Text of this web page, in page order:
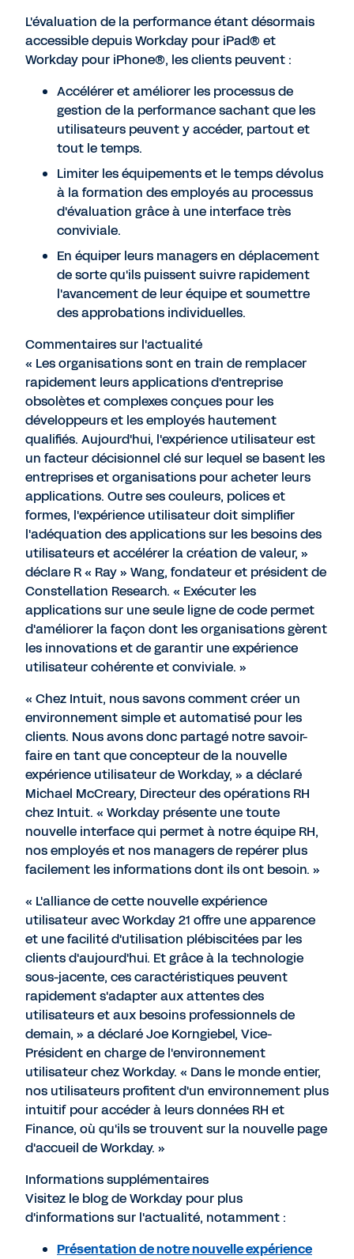
L'évaluation de la performance étant désormais
accessible depuis Workday pour iPad® et
Workday pour iPhone®, les clients peuvent :
Accélérer et améliorer les processus de
gestion de la performance sachant que les
utilisateurs peuvent y accéder, partout et
tout le temps.
Limiter les équipements et le temps dévolus
à la formation des employés au processus
d'évaluation grâce à une interface très
conviviale.
En équiper leurs managers en déplacement
de sorte qu'ils puissent suivre rapidement
l'avancement de leur équipe et soumettre
des approbations individuelles.
Commentaires sur l'actualité
« Les organisations sont en train de remplacer
rapidement leurs applications d'entreprise
obsolètes et complexes conçues pour les
développeurs et les employés hautement
qualifiés. Aujourd'hui, l'expérience utilisateur est
un facteur décisionnel clé sur lequel se basent les
entreprises et organisations pour acheter leurs
applications. Outre ses couleurs, polices et
formes, l'expérience utilisateur doit simplifier
l'adéquation des applications sur les besoins des
utilisateurs et accélérer la création de valeur, »
déclare R « Ray » Wang, fondateur et président de
Constellation Research. « Exécuter les
applications sur une seule ligne de code permet
d'améliorer la façon dont les organisations gèrent
les innovations et de garantir une expérience
utilisateur cohérente et conviviale. »
« Chez Intuit, nous savons comment créer un
environnement simple et automatisé pour les
clients. Nous avons donc partagé notre savoir-
faire en tant que concepteur de la nouvelle
expérience utilisateur de Workday, » a déclaré
Michael McCreary, Directeur des opérations RH
chez Intuit. « Workday présente une toute
nouvelle interface qui permet à notre équipe RH,
nos employés et nos managers de repérer plus
facilement les informations dont ils ont besoin. »
« L'alliance de cette nouvelle expérience
utilisateur avec Workday 21 offre une apparence
et une facilité d'utilisation plébiscitées par les
clients d'aujourd'hui. Et grâce à la technologie
sous-jacente, ces caractéristiques peuvent
rapidement s'adapter aux attentes des
utilisateurs et aux besoins professionnels de
demain, » a déclaré Joe Korngiebel, Vice-
Président en charge de l'environnement
utilisateur chez Workday. « Dans le monde entier,
nos utilisateurs profitent d'un environnement plus
intuitif pour accéder à leurs données RH et
Finance, où qu'ils se trouvent sur la nouvelle page
d'accueil de Workday. »
Informations supplémentaires
Visitez le blog de Workday pour plus
d'informations sur l'actualité, notamment :
Présentation de notre nouvelle expérience